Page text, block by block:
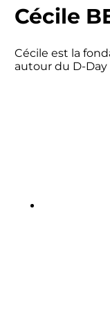
Cécile
Cécile est la
autour du D-